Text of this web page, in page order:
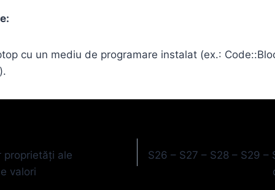
cu un mediu de programare instalat (ex.:
proprietăți ale
valori
S26 – S27 – S28 – S29